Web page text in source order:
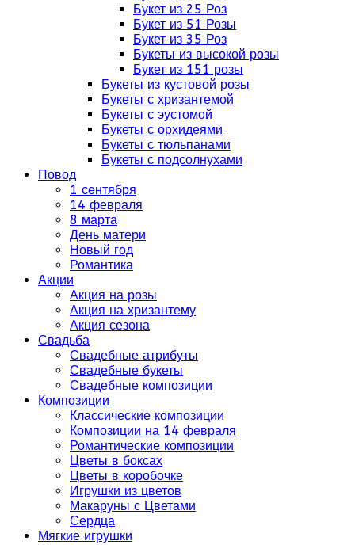
Букет из 25 Роз
Букет из 51 Розы
Букет из 35 Роз
Букеты из высокой розы
Букет из 151 розы
Букеты из кустовой розы
Букеты с хризантемой
Букеты с эустомой
Букеты с орхидеями
Букеты с тюльпанами
Букеты с подсолнухами
Повод
1 сентября
14 февраля
8 марта
День матери
Новый год
Романтика
Акции
Акция на розы
Акция на хризантему
Акция сезона
Свадьба
Свадебные атрибуты
Свадебные букеты
Свадебные композиции
Композиции
Классические композиции
Композиции на 14 февраля
Романтические композиции
Цветы в боксах
Цветы в коробочке
Игрушки из цветов
Макаруны с Цветами
Сердца
Мягкие игрушки